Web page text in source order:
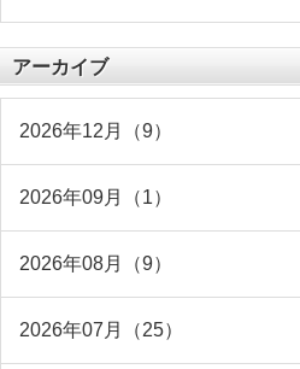
アーカイブ
2026年12月（9）
2026年09月（1）
2026年08月（9）
2026年07月（25）